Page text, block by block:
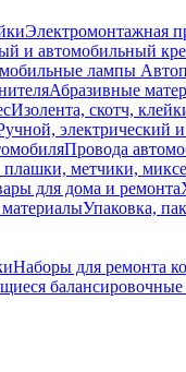
Электромонтажная
и автомобильный
лампы
Абразивные
Изолента, скотч,
электрический
Провода
плашки, метчики,
для дома и ремонта
Упаковка,
Наборы для ремонта
балансировочные